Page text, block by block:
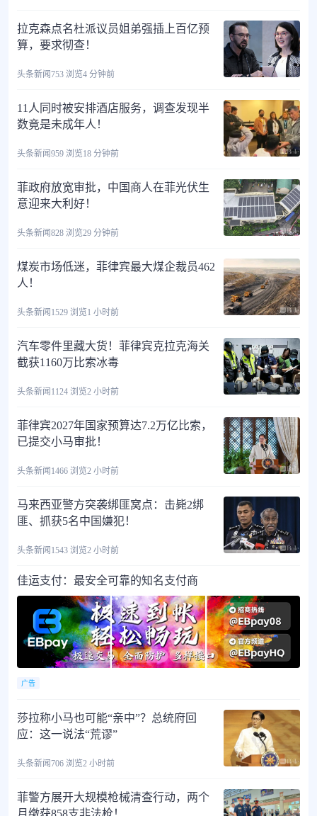
专家：美国无法在不损害武器库存的情况下升级与伊朗的冲突
消息人士：土耳其未对商船进入黑海实施任何限制
拉克森点名杜派议员姐弟强插上百亿预
算，要求彻查！
头条新闻753 浏览4 分钟前
11人同时被安排酒店服务，调查发现半
数竟是未成年人！
头条新闻959 浏览18 分钟前
菲政府放宽审批，中国商人在菲光伏生
意迎来大利好！
头条新闻828 浏览29 分钟前
煤炭市场低迷，菲律宾最大煤企裁员462
人！
头条新闻 1529 浏览1 小时前
汽车零件里藏大货！菲律宾克拉克海关
截获1160万比索冰毒
头条新闻 1124 浏览2 小时前
菲律宾2027年国家预算达7.2万亿比索，
已提交小马审批！
头条新闻 1466 浏览2 小时前
马来西亚警方突袭绑匪窝点：击毙2绑
匪、抓获5名中国嫌犯！
头条新闻 1543 浏览2 小时前
佳运支付：最安全可靠的知名支付商
广告
莎拉称小马也可能“亲中”？总统府回
应：这一说法“荒谬”
头条新闻706 浏览2 小时前
菲警方展开大规模枪械清查行动，两个